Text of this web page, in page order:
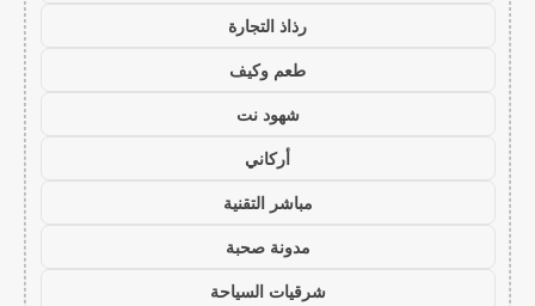
رذاذ التجارة
طعم وكيف
شهود نت
أركاني
مباشر التقنية
مدونة صحبة
شرقيات السياحة